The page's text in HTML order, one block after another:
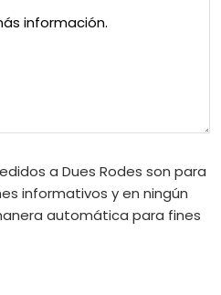
a Dues Rodes son para
informativos y en ningún
automática para fines